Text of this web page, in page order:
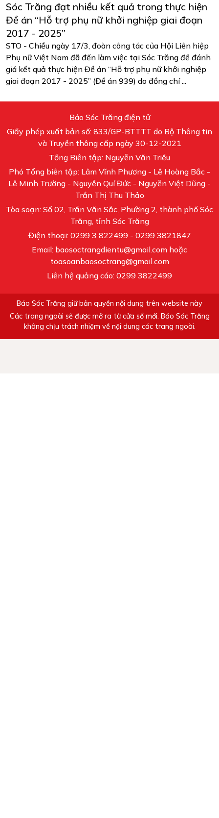
Sóc Trăng đạt nhiều kết quả trong thực hiện
Đề án “Hỗ trợ phụ nữ khởi nghiệp giai đoạn
2017 - 2025”
STO - Chiều ngày 17/3, đoàn công tác của Hội Liên hiệp
Phụ nữ Việt Nam đã đến làm việc tại Sóc Trăng để đánh
giá kết quả thực hiện Đề án “Hỗ trợ phụ nữ khởi nghiệp
giai đoạn 2017 - 2025” (Đề án 939) do đồng chí ...
Báo Sóc Trăng điện tử
Giấy phép xuất bản số: 833/GP-BTTTT do Bộ Thông tin
và Truyền thông cấp ngày 30-12-2021
Tổng Biên tập: Nguyễn Văn Triều
Phó Tổng biên tập: Lâm Vĩnh Phương - Lê Hoàng Bắc -
Lê Minh Trường - Nguyễn Quí Đức - Nguyễn Việt Dũng -
Trần Thị Thu Thảo
Tòa soạn: Số 02, Trần Văn Sắc, Phường 2, thành phố Sóc
Trăng, tỉnh Sóc Trăng
Điện thoại: 0299 3 822499 - 0299 3821847
Email: baosoctrangdientu@gmail.com hoặc
toasoanbaosoctrang@gmail.com
Liên hệ quảng cáo: 0299 3822499
Báo Sóc Trăng giữ bản quyền nội dung trên website này
Các trang ngoài sẽ được mở ra từ cửa sổ mới. Báo Sóc Trăng
không chịu trách nhiệm về nội dung các trang ngoài.